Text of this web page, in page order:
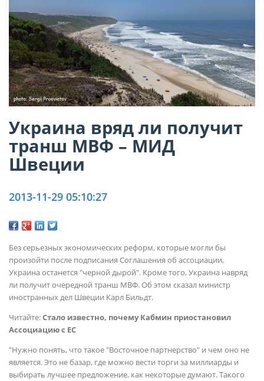
Украина вряд ли получит
транш МВФ – МИД
Швеции
2013-11-29 05:10:27
Без серьезных экономических реформ, которые могли бы
произойти после подписания Соглашения об ассоциации,
Украина останется "черной дырой". Кроме того, Украина навряд
ли получит очередной транш МВФ. Об этом сказал министр
иностранных дел Швеции Карл Бильдт.
Читайте:Стало известно, почему Кабмин приостановил
Ассоциацию с ЕС
"Нужно понять, что такое "Восточное партнерство" и чем оно не
является. Это не базар, где можно вести торги за миллиарды и
выбирать лучшее предложение, как некоторые думают. Такого